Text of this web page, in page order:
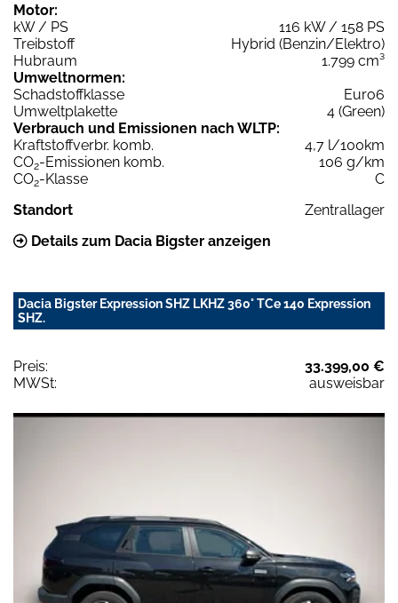
Motor:
kW / PS
116 kW / 158 PS
Treibstoff
Hybrid (Benzin/Elektro)
Hubraum
1.799 cm³
Umweltnormen:
Schadstoffklasse
Euro6
Umweltplakette
4 (Green)
Verbrauch und Emissionen nach WLTP:
Kraftstoffverbr. komb.
4,7 l/100km
CO2-Emissionen komb.
106 g/km
CO2-Klasse
C
Standort
Zentrallager
Details zum Dacia Bigster anzeigen
Dacia Bigster Expression SHZ LKHZ 360° TCe 140 Expression
SHZ.
Preis:
33.399,00 €
MWSt:
ausweisbar